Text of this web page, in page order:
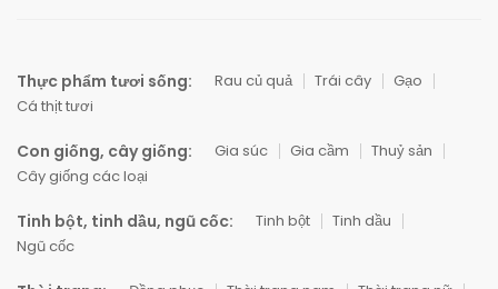
Thực phẩm tươi sống: Rau củ quả Trái cây
Gạo
Cá thịt tươi
Con giống, cây giống: Gia súc Gia cầm
Thuỷ sản
Cây giống các loại
Tinh bột, tinh dầu, ngũ cốc: Tinh bột
Tinh dầu
Ngũ cốc